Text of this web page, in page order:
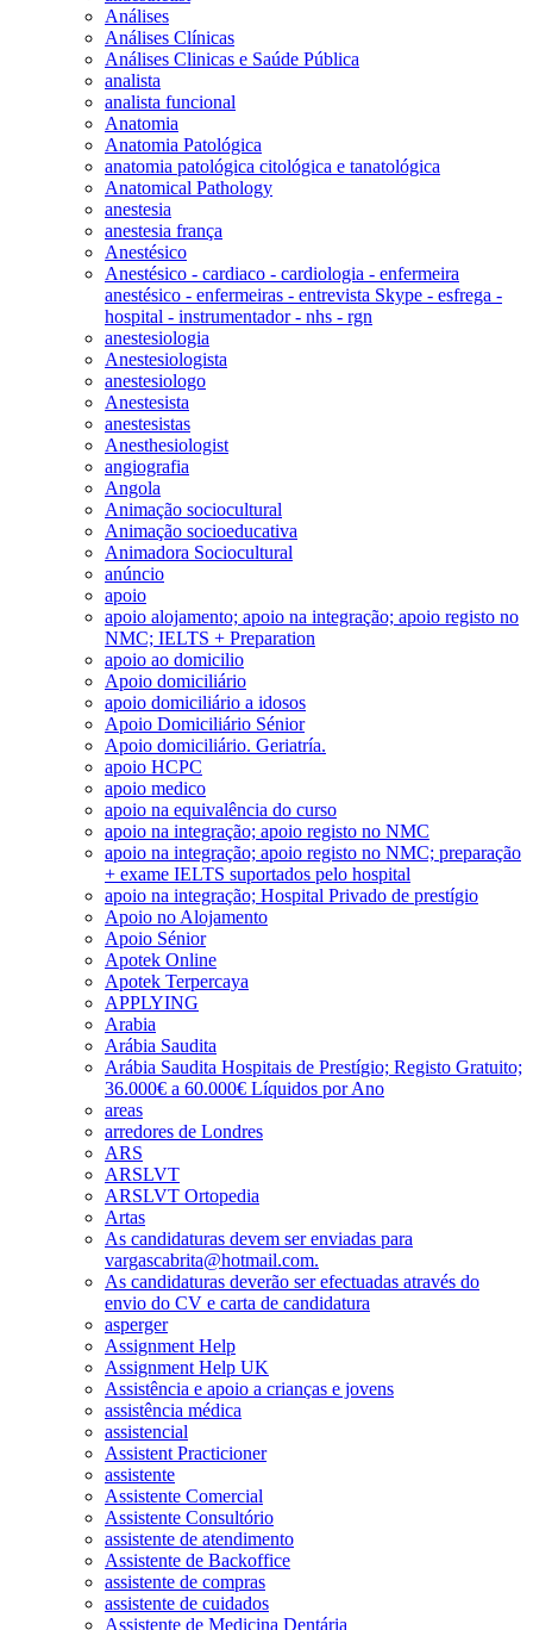
Análises
Análises Clínicas
Análises Clinicas e Saúde Pública
analista
analista funcional
Anatomia
Anatomia Patológica
anatomia patológica citológica e tanatológica
Anatomical Pathology
anestesia
anestesia frança
Anestésico
Anestésico - cardiaco - cardiologia - enfermeira
anestésico - enfermeiras - entrevista Skype - esfrega -
hospital - instrumentador - nhs - rgn
anestesiologia
Anestesiologista
anestesiologo
Anestesista
anestesistas
Anesthesiologist
angiografia
Angola
Animação sociocultural
Animação socioeducativa
Animadora Sociocultural
anúncio
apoio
apoio alojamento; apoio na integração; apoio registo no
NMC; IELTS + Preparation
apoio ao domicilio
Apoio domiciliário
apoio domiciliário a idosos
Apoio Domiciliário Sénior
Apoio domiciliário. Geriatría.
apoio HCPC
apoio medico
apoio na equivalência do curso
apoio na integração; apoio registo no NMC
apoio na integração; apoio registo no NMC; preparação
+ exame IELTS suportados pelo hospital
apoio na integração; Hospital Privado de prestígio
Apoio no Alojamento
Apoio Sénior
Apotek Online
Apotek Terpercaya
APPLYING
Arabia
Arábia Saudita
Arábia Saudita Hospitais de Prestígio; Registo Gratuito;
36.000€ a 60.000€ Líquidos por Ano
areas
arredores de Londres
ARS
ARSLVT
ARSLVT Ortopedia
Artas
As candidaturas devem ser enviadas para
vargascabrita@hotmail.com.
As candidaturas deverão ser efectuadas através do
envio do CV e carta de candidatura
asperger
Assignment Help
Assignment Help UK
Assistência e apoio a crianças e jovens
assistência médica
assistencial
Assistent Practicioner
assistente
Assistente Comercial
Assistente Consultório
assistente de atendimento
Assistente de Backoffice
assistente de compras
assistente de cuidados
Assistente de Medicina Dentária